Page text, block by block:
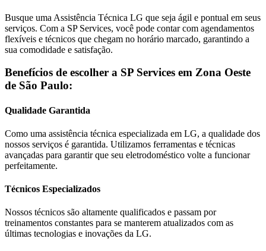
Busque uma Assistência Técnica LG que seja ágil e pontual em seus
serviços. Com a SP Services, você pode contar com agendamentos
flexíveis e técnicos que chegam no horário marcado, garantindo a
sua comodidade e satisfação.
Benefícios de escolher a SP Services em Zona Oeste
de São Paulo:
Qualidade Garantida
Como uma assistência técnica especializada em LG, a qualidade dos
nossos serviços é garantida. Utilizamos ferramentas e técnicas
avançadas para garantir que seu eletrodoméstico volte a funcionar
perfeitamente.
Técnicos Especializados
Nossos técnicos são altamente qualificados e passam por
treinamentos constantes para se manterem atualizados com as
últimas tecnologias e inovações da LG.